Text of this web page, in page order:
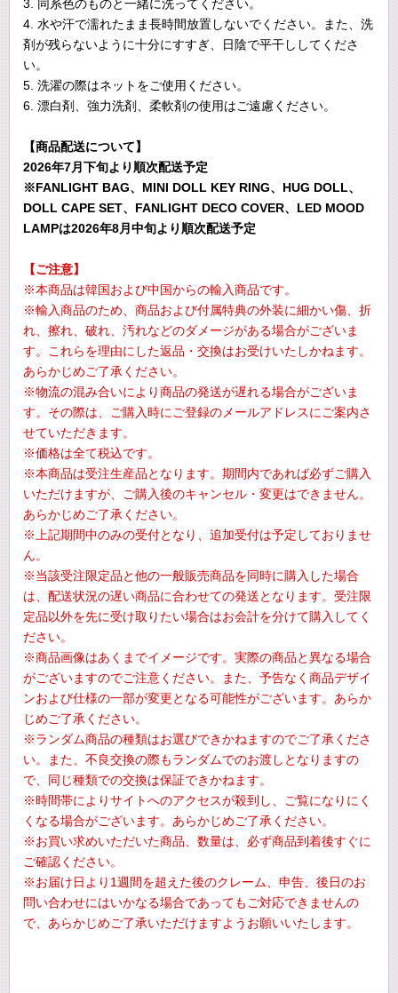
3. 同系色のものと一緒に洗ってください。
4. 水や汗で濡れたまま長時間放置しないでください。また、洗
剤が残らないように十分にすすぎ、日陰で平干ししてくださ
い。
5. 洗濯の際はネットをご使用ください。
6. 漂白剤、強力洗剤、柔軟剤の使用はご遠慮ください。
【商品配送について】
2026年7月下旬より順次配送予定
※FANLIGHT BAG、MINI DOLL KEY RING、HUG DOLL、
DOLL CAPE SET、FANLIGHT DECO COVER、LED MOOD
LAMPは2026年8月中旬より順次配送予定
【ご注意】
※本商品は韓国および中国からの輸入商品です。
※輸入商品のため、商品および付属特典の外装に細かい傷、折
れ、擦れ、破れ、汚れなどのダメージがある場合がございま
す。これらを理由にした返品・交換はお受けいたしかねます。
あらかじめご了承ください。
※物流の混み合いにより商品の発送が遅れる場合がございま
す。その際は、ご購入時にご登録のメールアドレスにご案内さ
せていただきます。
※価格は全て税込です。
※本商品は受注生産品となります。期間内であれば必ずご購入
いただけますが、ご購入後のキャンセル・変更はできません。
あらかじめご了承ください。
※上記期間中のみの受付となり、追加受付は予定しておりませ
ん。
※当該受注限定品と他の一般販売商品を同時に購入した場合
は、配送状況の遅い商品に合わせての発送となります。受注限
定品以外を先に受け取りたい場合はお会計を分けて購入してく
ださい。
※商品画像はあくまでイメージです。実際の商品と異なる場合
がございますのでご注意ください。また、予告なく商品デザイ
ンおよび仕様の一部が変更となる可能性がございます。あらか
じめご了承ください。
※ランダム商品の種類はお選びできかねますのでご了承くださ
い。また、不良交換の際もランダムでのお渡しとなりますの
で、同じ種類での交換は保証できかねます。
※時間帯によりサイトへのアクセスが殺到し、ご覧になりにく
くなる場合がございます。あらかじめご了承ください。
※お買い求めいただいた商品、数量は、必ず商品到着後すぐに
ご確認ください。
※お届け日より1週間を超えた後のクレーム、申告、後日のお
問い合わせにはいかなる場合であってもご対応できませんの
で、あらかじめご了承いただけますようお願いいたします。